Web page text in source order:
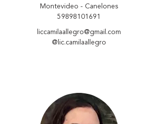
Montevideo - Canelones
59898101691
liccamilaallegro@gmail.com
@lic.camilaallegro